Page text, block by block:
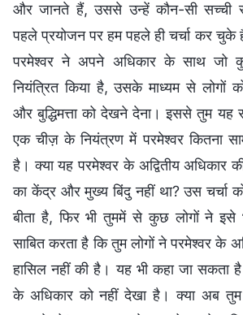
और जानते हैं, उससे उन्हें कौन-सी सच्ची
पहले प्रयोजन पर हम पहले ही चर्चा कर चुके
परमेश्वर ने अपने अधिकार के साथ जो
नियंत्रित किया है, उसके माध्यम से लोगों
और बुद्धिमत्ता को देखने देना। इससे तुम
एक चीज़ के नियंत्रण में परमेश्वर कितना
है। क्या यह परमेश्वर के अद्वितीय अधिकार
का केंद्र और मुख्य बिंदु नहीं था? उस चर्चा
बीता है, फिर भी तुममें से कुछ लोगों ने इसे
साबित करता है कि तुम लोगों ने परमेश्वर के
हासिल नहीं की है। यह भी कहा जा सकता
के अधिकार को नहीं देखा है। क्या अब